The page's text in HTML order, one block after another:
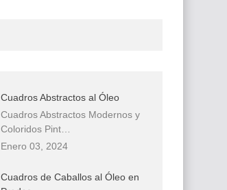
Cuadros Abstractos al Óleo
Cuadros Abstractos Modernos y
Coloridos Pint…
Enero 03, 2024
Cuadros de Caballos al Óleo en